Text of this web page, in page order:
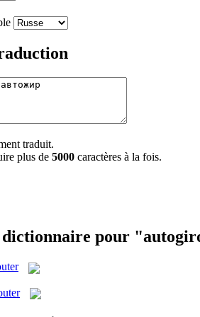
traduit.
plus de 5000 caractères à la fois.
dictionnaire pour